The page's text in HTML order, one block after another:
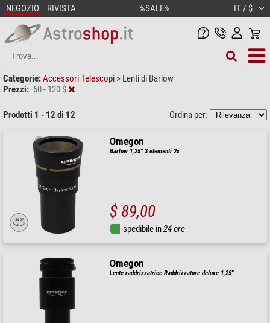
NEGOZIO RIVISTA %SALE% IT / $
Categorie:Accessori Telescopi > Lenti di Barlow
Prezzi: 60 - 120 $
Prodotti 1 - 12 di 12 Ordina per:
Omegon
Barlow 1,25'' 3 elementi 2x
$ 89,00
spedibile in24 ore
Omegon
Lente raddrizzatrice Raddrizzatore deluxe 1,25"